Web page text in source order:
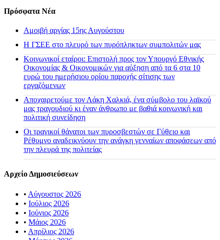
Πρόσφατα Νέα
Αμοιβή αργίας 15ης Αυγούστου
H ΓΣΕΕ στο πλευρό των πυρόπληκτων συμπολιτών μας
Κοινωνικοί εταίροι: Επιστολή προς τον Υπουργό Εθνικής
Οικονομίας & Οικονομικών για αύξηση από τα 6 στα 10
ευρώ του ημερήσιου ορίου παροχής σίτισης των
εργαζόμενων
Αποχαιρετούμε τον Λάκη Χαλκιά, ένα σύμβολο του λαϊκού
μας τραγουδιού κι έναν άνθρωπο με βαθιά κοινωνική και
πολιτική συνείδηση
Οι τραγικοί θάνατοι των πυροσβεστών σε Γύθειο και
Ρέθυμνο αναδεικνύουν την ανάγκη γενναίων αποφάσεων από
την πλευρά της πολιτείας
Αρχείο Δημοσιεύσεων
• Αύγουστος 2026
• Ιούλιος 2026
• Ιούνιος 2026
• Μάιος 2026
• Απρίλιος 2026